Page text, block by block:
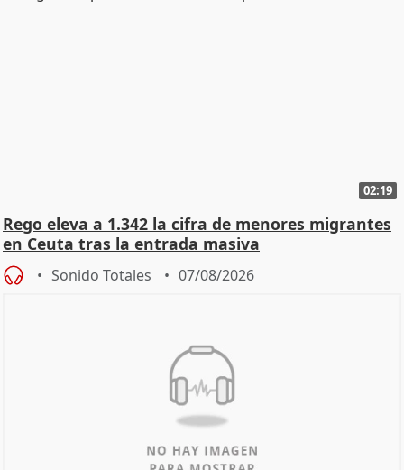
02:19
Rego eleva a 1.342 la cifra de menores migrantes
en Ceuta tras la entrada masiva
Sonido Totales 07/08/2026